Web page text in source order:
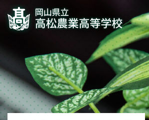
岡山県立
高松農業高等学校